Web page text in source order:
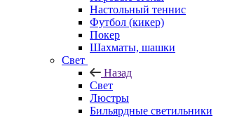
Настольный теннис
Футбол (кикер)
Покер
Шахматы, шашки
Свет
Назад
Свет
Люстры
Бильярдные светильники